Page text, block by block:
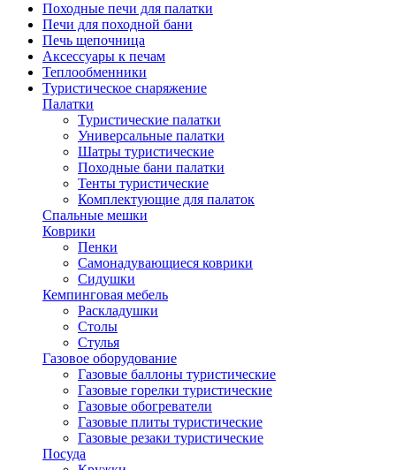
Походные печи для палатки
Печи для походной бани
Печь щепочница
Аксессуары к печам
Теплообменники
Туристическое снаряжение
Палатки
Туристические палатки
Универсальные палатки
Шатры туристические
Походные бани палатки
Тенты туристические
Комплектующие для палаток
Спальные мешки
Коврики
Пенки
Самонадувающиеся коврики
Сидушки
Кемпинговая мебель
Раскладушки
Столы
Стулья
Газовое оборудование
Газовые баллоны туристические
Газовые горелки туристические
Газовые обогреватели
Газовые плиты туристические
Газовые резаки туристические
Посуда